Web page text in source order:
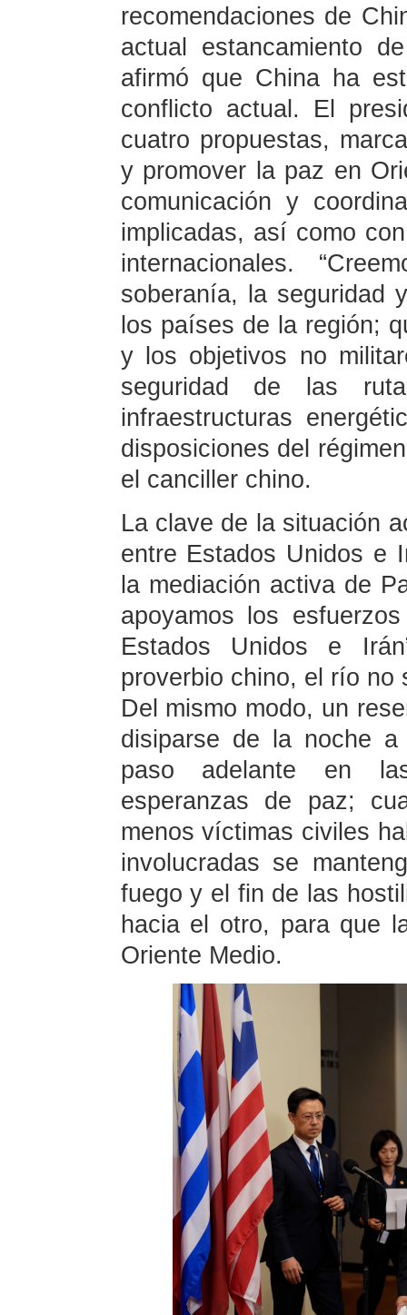
recomendaciones de
actual estancamiento
afirmó que China ha
conflicto actual. El
cuatro propuestas,
y promover la paz en
comunicación y
implicadas, así como
internacionales.
soberanía, la seguridad
los países de la región;
y los objetivos no
seguridad de las
infraestructuras
disposiciones del
el canciller chino.
La clave de la situación
entre Estados Unidos e
la mediación activa de
apoyamos los
Estados Unidos e
proverbio chino, el río
Del mismo modo, un
disiparse de la noche
paso adelante en
esperanzas de paz;
menos víctimas civiles
involucradas se
fuego y el fin de las
hacia el otro, para que
Oriente Medio.